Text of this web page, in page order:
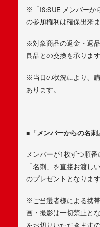
※「IS:SUE メンバーか
の参加権利は確保出来ま
※対象商品の返金・返
良品との交換を承ります
※当日の状況により、
あります。
■ 「メンバーからの名
メンバーが1枚ずつ順
「名刺」を直接お渡し
のプレゼントとなります
※ご当選者様による携
画・撮影は一切禁止と
をお切りいただきます